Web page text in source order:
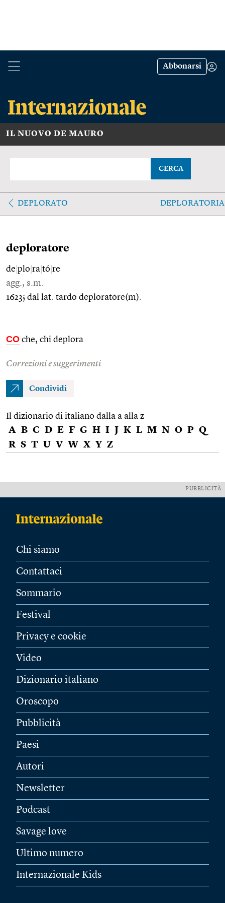
Abbonarsi
IL NUOVO DE MAURO
CERCA
DEPLORATO DEPLORATORIA
deploratore
de plo ra tó re
agg., s.m.
1623; dal lat. tardo deploratōre(m).
CO che, chi deplora
Correzioni e suggerimenti
Condividi
Il dizionario di italiano dalla a alla z
A B C D E F G H I J K L M N O P Q
R S T U V W X Y Z
PUBBLICITÀ
Chi siamo
Contattaci
Sommario
Festival
Privacy e cookie
Video
Dizionario italiano
Oroscopo
Pubblicità
Paesi
Autori
Newsletter
Podcast
Savage love
Ultimo numero
Internazionale Kids